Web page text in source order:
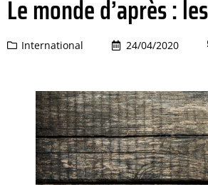
Le monde d’après :
International 24/04/2020